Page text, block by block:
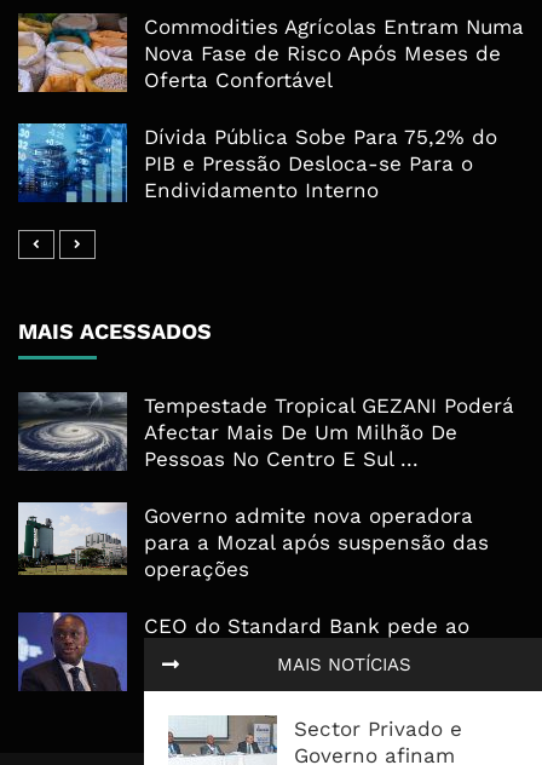
MAIS NOTÍCIAS
Sector Privado e
Governo afinam
Commodities Agrícolas Entram Numa
Nova Fase de Risco Após Meses de
Oferta Confortável
Dívida Pública Sobe Para 75,2% do
PIB e Pressão Desloca-se Para o
Endividamento Interno
MAIS ACESSADOS
Tempestade Tropical GEZANI Poderá
Afectar Mais De Um Milhão De
Pessoas No Centro E Sul ...
Governo admite nova operadora
para a Mozal após suspensão das
operações
CEO do Standard Bank pede ao
Governo que “saia do caminho” e
facilite os negócios